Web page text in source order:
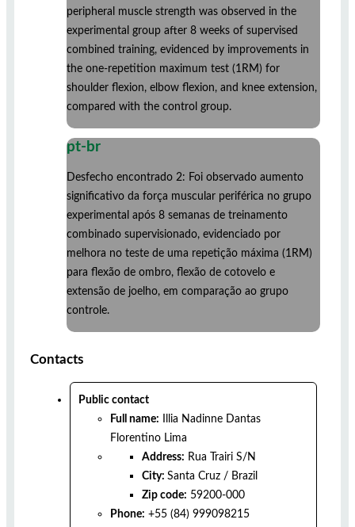
peripheral muscle strength was observed in the
experimental group after 8 weeks of supervised
combined training, evidenced by improvements in
the one-repetition maximum test (1RM) for
shoulder flexion, elbow flexion, and knee extension,
compared with the control group.
pt-br
Desfecho encontrado 2: Foi observado aumento
significativo da força muscular periférica no grupo
experimental após 8 semanas de treinamento
combinado supervisionado, evidenciado por
melhora no teste de uma repetição máxima (1RM)
para flexão de ombro, flexão de cotovelo e
extensão de joelho, em comparação ao grupo
controle.
Contacts
Public contact
Full name:
Illia Nadinne Dantas
Florentino Lima
Address: Rua Trairi S/N
City: Santa Cruz / Brazil
Zip code: 59200-000
Phone: +55 (84) 999098215